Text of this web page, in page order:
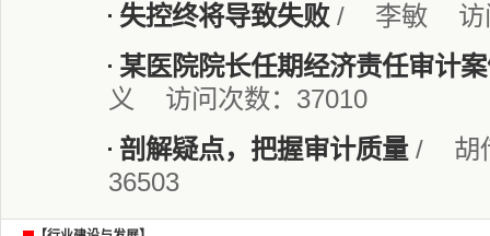
失控终将导致失败 / 李敏 访
某医院院长任期经济责任审计
义 访问次数：37010
剖解疑点，把握审计质量/ 胡
36503